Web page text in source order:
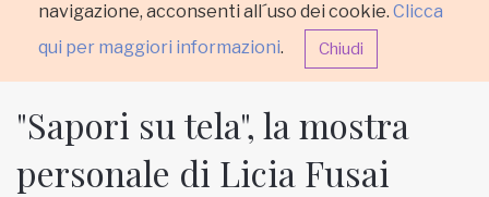
navigazione, acconsenti all´uso dei cookie. Clicca
qui per maggiori informazioni. Chiudi
"Sapori su tela", la mostra
personale di Licia Fusai